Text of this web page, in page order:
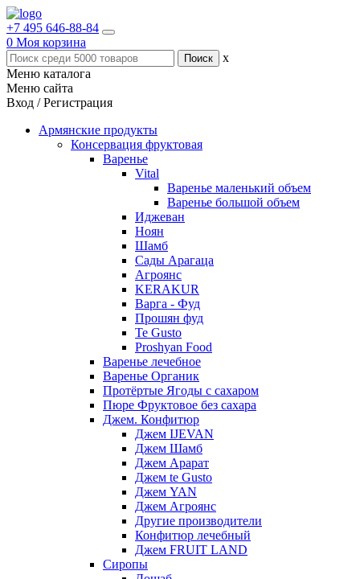
+7 495 646-88-84
0 Моя корзина
x
Меню каталога
Меню сайта
Вход / Регистрация
Армянские продукты
Консервация фруктовая
Варенье
Vital
Варенье маленький объем
Варенье большой объем
Иджеван
Ноян
Шамб
Сады Арагаца
Агроянс
KERAKUR
Варга - Фуд
Прошян фуд
Te Gusto
Proshyan Food
Варенье лечебное
Варенье Органик
Протёртые Ягоды с сахаром
Пюре Фруктовое без сахара
Джем. Конфитюр
Джем IJEVAN
Джем Шамб
Джем Арарат
Джем te Gusto
Джем YAN
Джем Агроянс
Другие производители
Конфитюр лечебный
Джем FRUIT LAND
Сиропы